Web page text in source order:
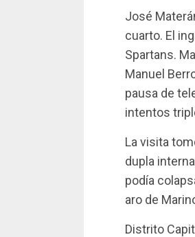
José
cuarto. El
Spartans.
Manuel
pausa de
intentos
La visita
dupla
podía
aro de
Distrito